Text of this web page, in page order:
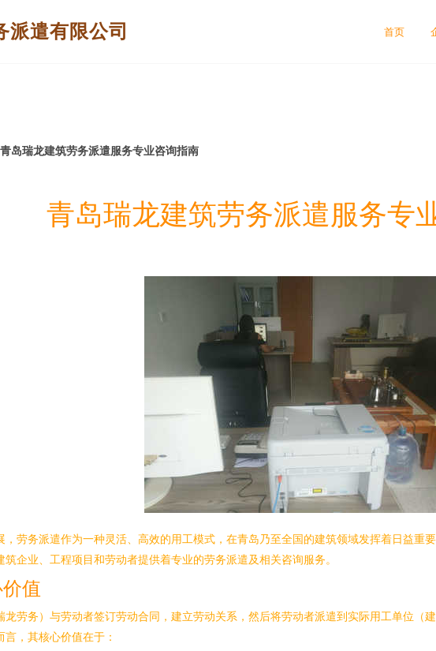
派遣有限公司 首页
青岛瑞龙建筑劳务派遣服务专业咨询指南
青岛瑞龙建筑劳务派遣服务专
劳务派遣作为一种灵活、高效的用工模式，在青岛乃至全国的建筑领域发挥着日益重
企业、工程项目和劳动者提供着专业的劳务派遣及相关咨询服务。
值
劳务）与劳动者签订劳动合同，建立劳动关系，然后将劳动者派遣到实际用工单位（
，其核心价值在于：